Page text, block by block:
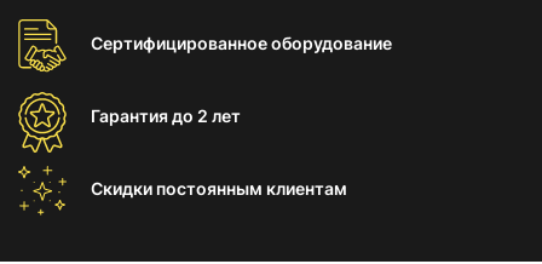
Сертифицированноеоборудование
Гарантиядо 2 лет
Скидки постоянным клиентам